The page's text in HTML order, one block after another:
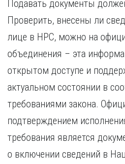
Подавать документы
Проверить, внесены ли
лице в НРС, можно на
объединения – эта
открытом доступе и
актуальном состоянии в
требованиями закона.
подтверждением
требования является
о включении сведений в